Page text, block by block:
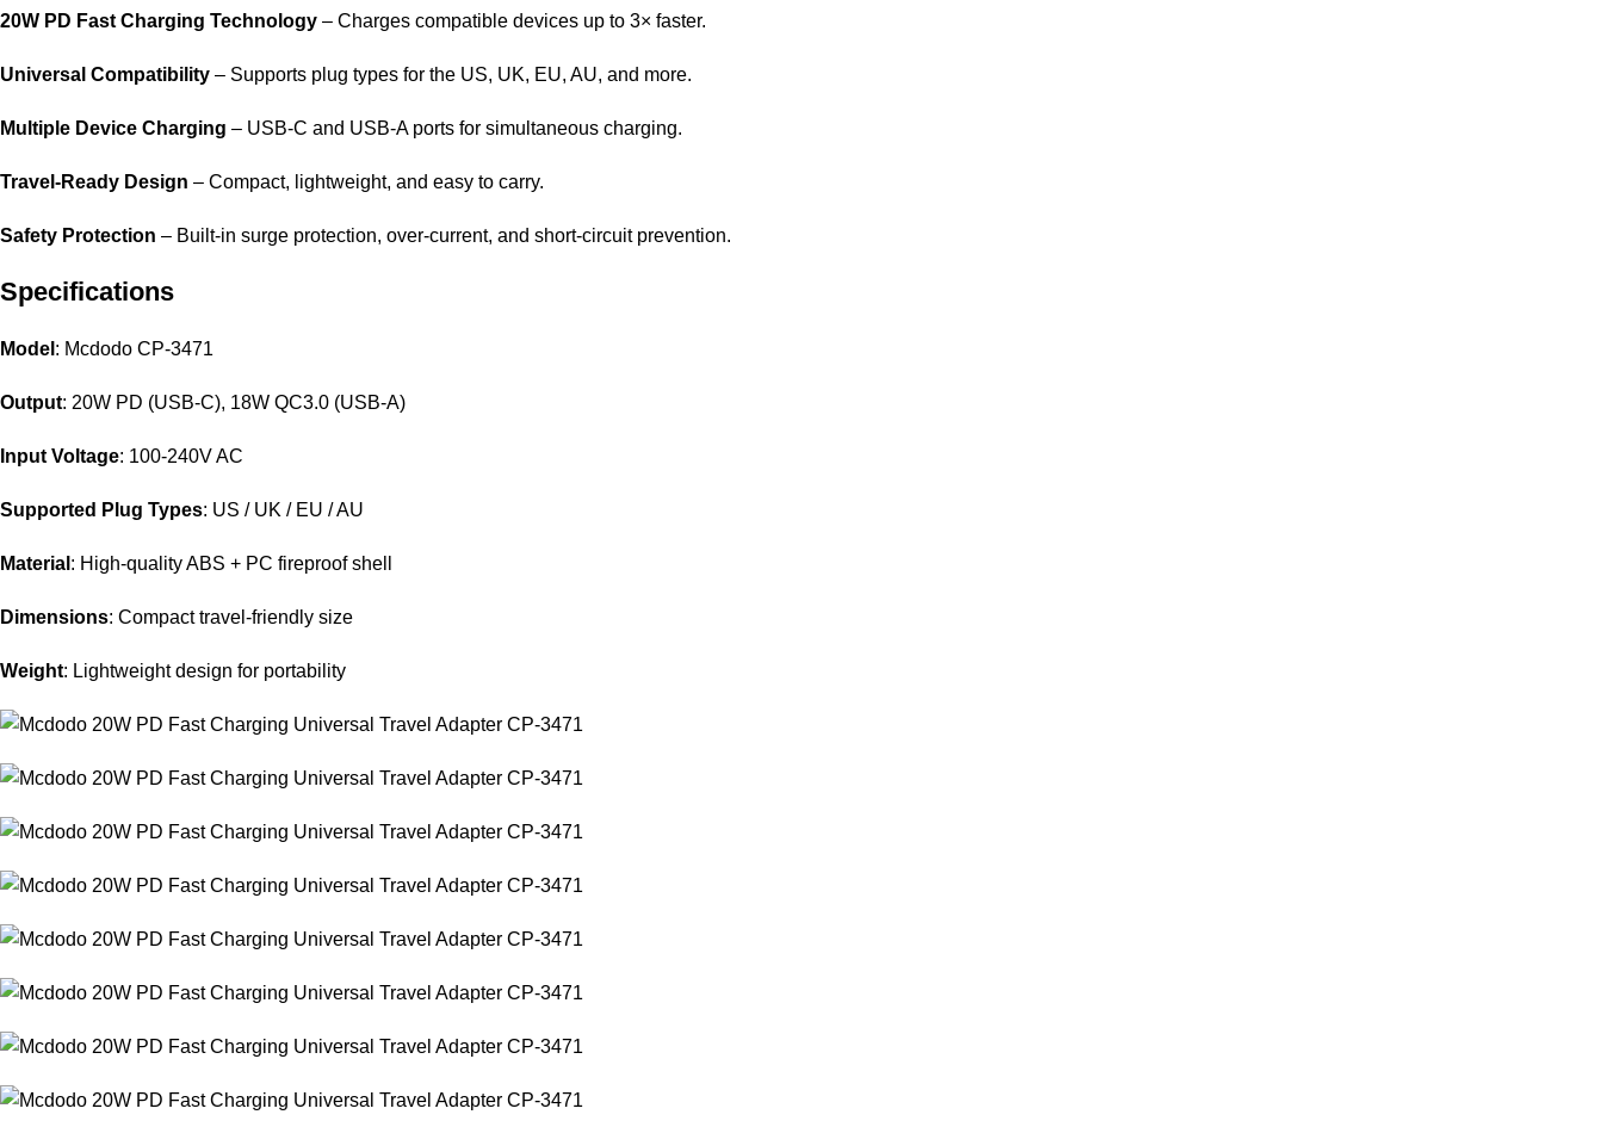
20W PD Fast Charging Technology – Charges compatible devices up to 3× faster.
Universal Compatibility – Supports plug types for the US, UK, EU, AU, and more.
Multiple Device Charging – USB-C and USB-A ports for simultaneous charging.
Travel-Ready Design – Compact, lightweight, and easy to carry.
Safety Protection – Built-in surge protection, over-current, and short-circuit prevention.
Specifications
Model : Mcdodo CP-3471
Output: 20W PD (USB-C), 18W QC3.0 (USB-A)
Input Voltage: 100-240V AC
Supported Plug Types: US / UK / EU / AU
Material : High-quality ABS + PC fireproof shell
Dimensions: Compact travel-friendly size
Weight: Lightweight design for portability